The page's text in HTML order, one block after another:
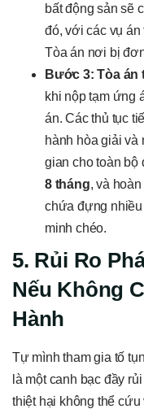
bất động sản sẽ
đó, với các vụ
Tòa án nơi bị
Bước 3: Tòa án
khi nộp tạm ứng
án. Các thủ tục
hành hòa giải
gian cho toàn bộ
8 tháng, và
chứa đựng nhiều
minh chéo.
5. Rủi Ro
Nếu Không
Hành
Tự mình tham gia tố
là một canh bạc đầy
thiệt hại không thể cứu